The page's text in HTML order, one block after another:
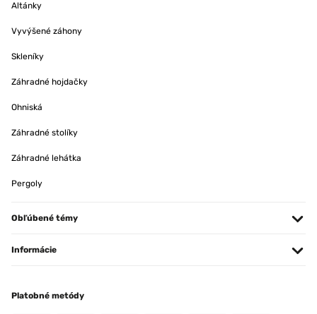
Altánky
Vyvýšené záhony
Skleníky
Záhradné hojdačky
Ohniská
Záhradné stolíky
Záhradné lehátka
Pergoly
Obľúbené témy
Informácie
Platobné metódy